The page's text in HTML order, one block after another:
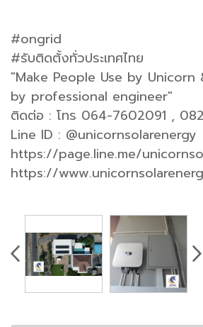
#ongrid
#รับติดตั้งทั่วประเทศไทย
"Make People Use by
by professional engineer"
ติดต่อ : โทร 064-7602091 ,
Line ID : @unicornsolarenergy
https://page.line.me/
https://